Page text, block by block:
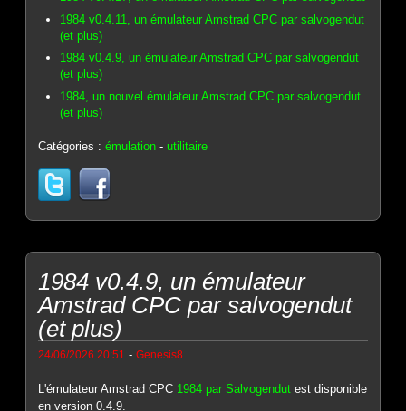
1984 v0.4.11, un émulateur Amstrad CPC par salvogendut
(et plus)
1984 v0.4.9, un émulateur Amstrad CPC par salvogendut
(et plus)
1984, un nouvel émulateur Amstrad CPC par salvogendut
(et plus)
Catégories :émulation -utilitaire
1984 v0.4.9, un émulateur
Amstrad CPC par salvogendut
(et plus)
24/06/2026 20:51 -Genesis8
L'émulateur Amstrad CPC 1984 par Salvogendut est disponible
en version 0.4.9.